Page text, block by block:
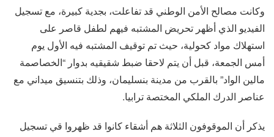
وكانت مصالح الأمن الوطني قد تفاعلت، بجدية كبيرة، مع تسجيل
الفيديو الذي أظهر تحريض المشتبه فيهم لطفل قاصر على
استهلاك مواد كحولية، حيث تم توقيف المشتبه فيه الأول يوم
أمس الجمعة، قبل أن يتم لاحقا ضبط شقيقيه بدوار “الخصاصمة
مالين الواد” بالقرب من مدينة بنسليمان، وذلك بتنسيق ميداني مع
عناصر الدرك الملكي المختصة ترابيا.
يذكر أن الموقوفون الثلاثة هم أشقاء كانوا قد ظهروا قي تسجيل